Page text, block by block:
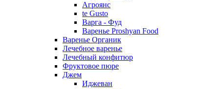
Агроянс
te Gusto
Варга - Фуд
Варенье Proshyan Food
Варенье Органик
Лечебное варенье
Лечебный конфитюр
Фруктовое пюре
Джем
Иджеван